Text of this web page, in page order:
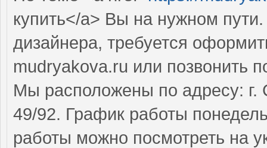
купить</a> Вы на нужном
дизайнера, требуется
mudryakova.ru или позвонить
Мы расположены по адресу: г.
49/92. График работы
работы можно посмотреть на